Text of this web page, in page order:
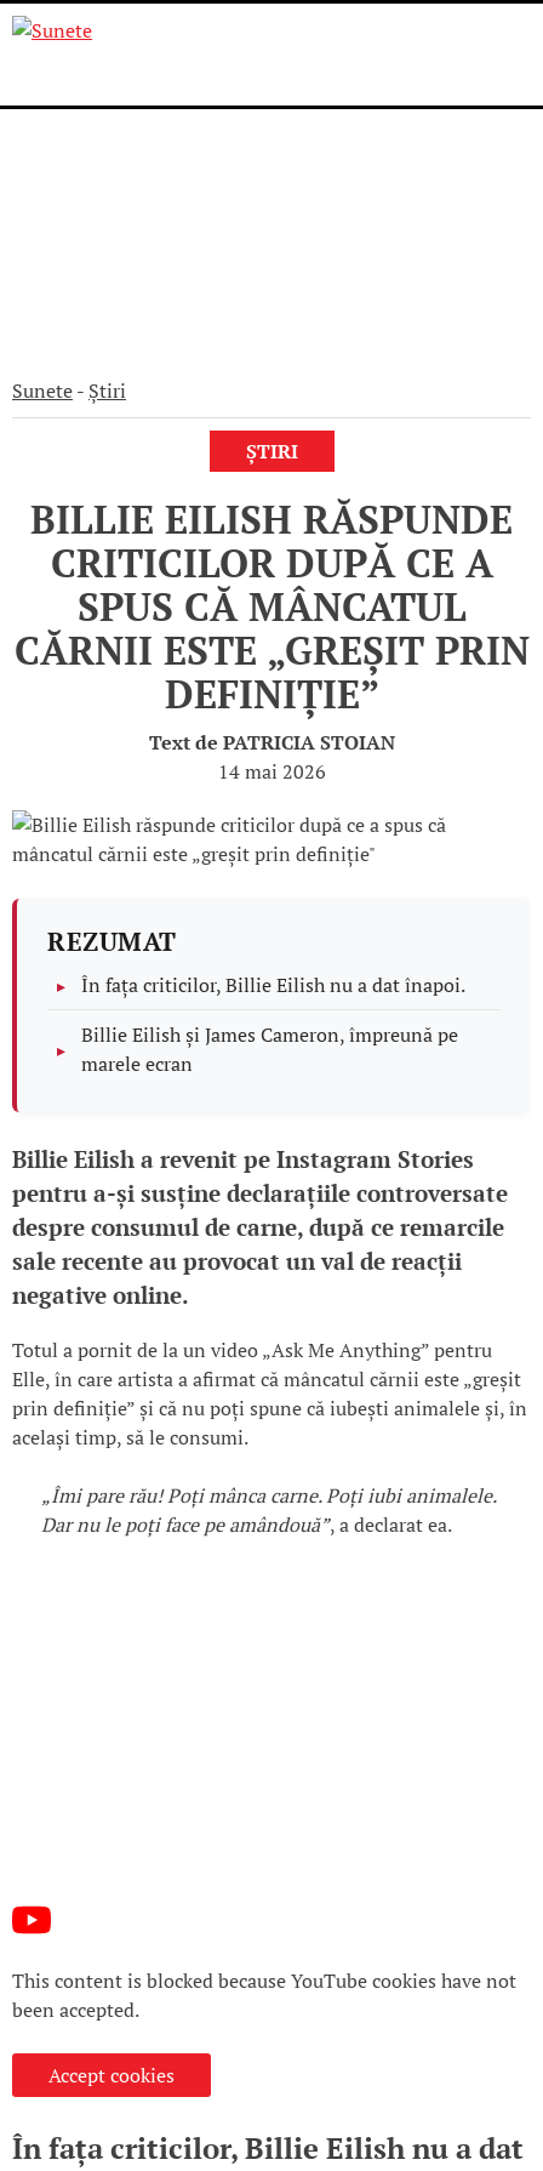
Sunete- Știri
ȘTIRI
BILLIE EILISH RĂSPUNDE
CRITICILOR DUPĂ CE A
SPUS CĂ MÂNCATUL
CĂRNII ESTE „GREȘIT PRIN
DEFINIȚIE”
Text de PATRICIA STOIAN
14 mai 2026
REZUMAT
În fața criticilor, Billie Eilish nu a dat înapoi.
Billie Eilish și James Cameron, împreună pe
marele ecran
Billie Eilish a revenit pe Instagram Stories
pentru a-și susține declarațiile controversate
despre consumul de carne, după ce remarcile
sale recente au provocat un val de reacții
negative online.
Totul a pornit de la un video „Ask Me Anything” pentru
Elle, în care artista a afirmat că mâncatul cărnii este „greșit
prin definiție” și că nu poți spune că iubești animalele și, în
același timp, să le consumi.
„Îmi pare rău! Poți mânca carne. Poți iubi animalele.
Dar nu le poți face pe amândouă”, a declarat ea.
This content is blocked because YouTube cookies have not
been accepted.
Accept cookies
În fața criticilor, Billie Eilish nu a dat